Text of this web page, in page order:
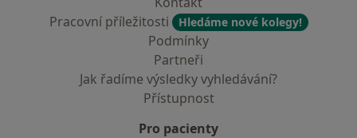
Pracovní příležitosti
Hledáme nové kolegy!
Podmínky
Partneři
Jak řadíme výsledky vyhledávání?
Přístupnost
Pro pacienty